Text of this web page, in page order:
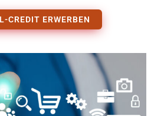
CREDIT ERWERBEN